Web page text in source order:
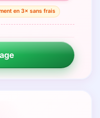
en 3× sans frais